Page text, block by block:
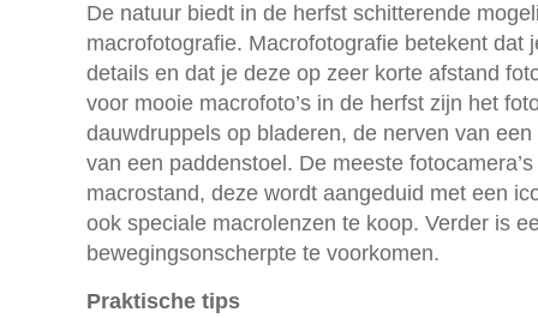
De natuur biedt in de herfst schitterende
macrofotografie. Macrofotografie betekent dat
details en dat je deze op zeer korte afstand
voor mooie macrofoto’s in de herfst zijn het
dauwdruppels op bladeren, de nerven van
van een paddenstoel. De meeste
macrostand, deze wordt aangeduid met een
ook speciale macrolenzen te koop. Verder is
bewegingsonscherpte te voorkomen.
Praktische tips